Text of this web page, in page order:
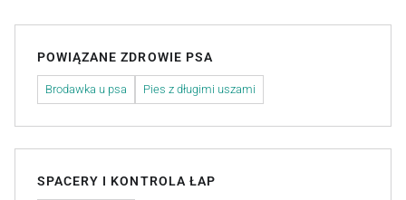
POWIĄZANE ZDROWIE PSA
Brodawka u psa Pies z długimi uszami
SPACERY I KONTROLA ŁAP